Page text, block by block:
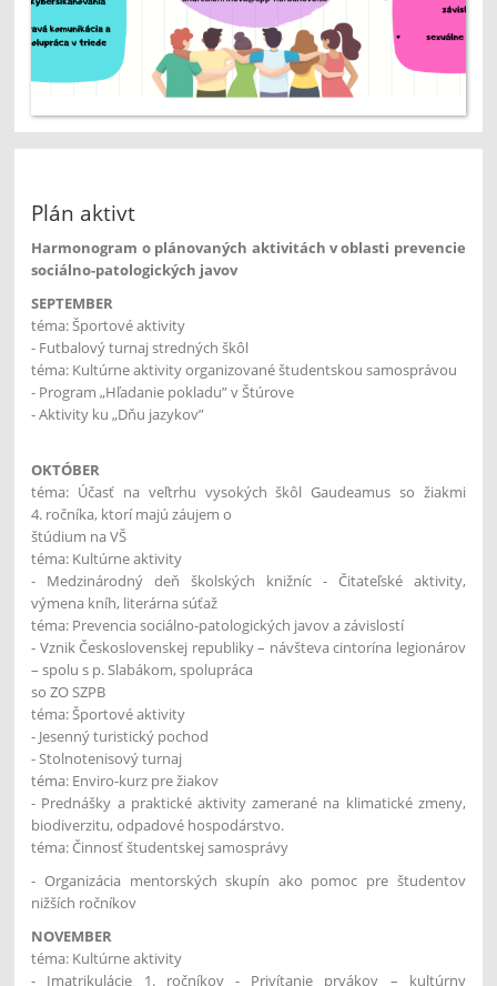
Plán aktivt
Harmonogram o plánovaných aktivitách v oblasti prevencie
sociálno-patologických javov
SEPTEMBER
téma: Športové aktivity
- Futbalový turnaj stredných škôl
téma: Kultúrne aktivity organizované študentskou samosprávou
- Program „Hľadanie pokladu” v Štúrove
- Aktivity ku „Dňu jazykov”
OKTÓBER
téma: Účasť na veľtrhu vysokých škôl Gaudeamus so žiakmi
4. ročníka, ktorí majú záujem o
štúdium na VŠ
téma: Kultúrne aktivity
- Medzinárodný deň školských knižníc - Čitateľské aktivity,
výmena kníh, literárna súťaž
téma: Prevencia sociálno-patologických javov a závislostí
- Vznik Československej republiky – návšteva cintorína legionárov
– spolu s p. Slabákom, spolupráca
so ZO SZPB
téma: Športové aktivity
- Jesenný turistický pochod
- Stolnotenisový turnaj
téma: Enviro-kurz pre žiakov
- Prednášky a praktické aktivity zamerané na klimatické zmeny,
biodiverzitu, odpadové hospodárstvo.
téma: Činnosť študentskej samosprávy
- Organizácia mentorských skupín ako pomoc pre študentov
nižších ročníkov
NOVEMBER
téma: Kultúrne aktivity
- Imatrikulácie 1. ročníkov - Privítanie prvákov – kultúrny